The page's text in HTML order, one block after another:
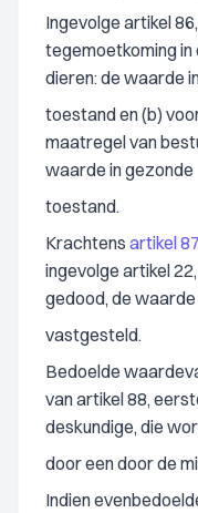
Ingevolge artikel
tegemoetkoming
dieren: de waarde
toestand en (b)
maatregel van
waarde in gezonde
toestand.
Krachtens artikel
ingevolge artikel
gedood, de
vastgesteld.
Bedoelde
van artikel 88,
deskundige, die
door een door de
Indien